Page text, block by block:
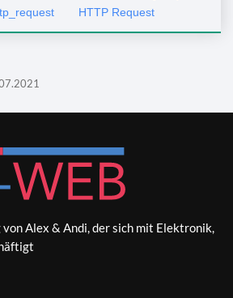
HTTP Request
Alex & Andi, der sich mit Elektronik,